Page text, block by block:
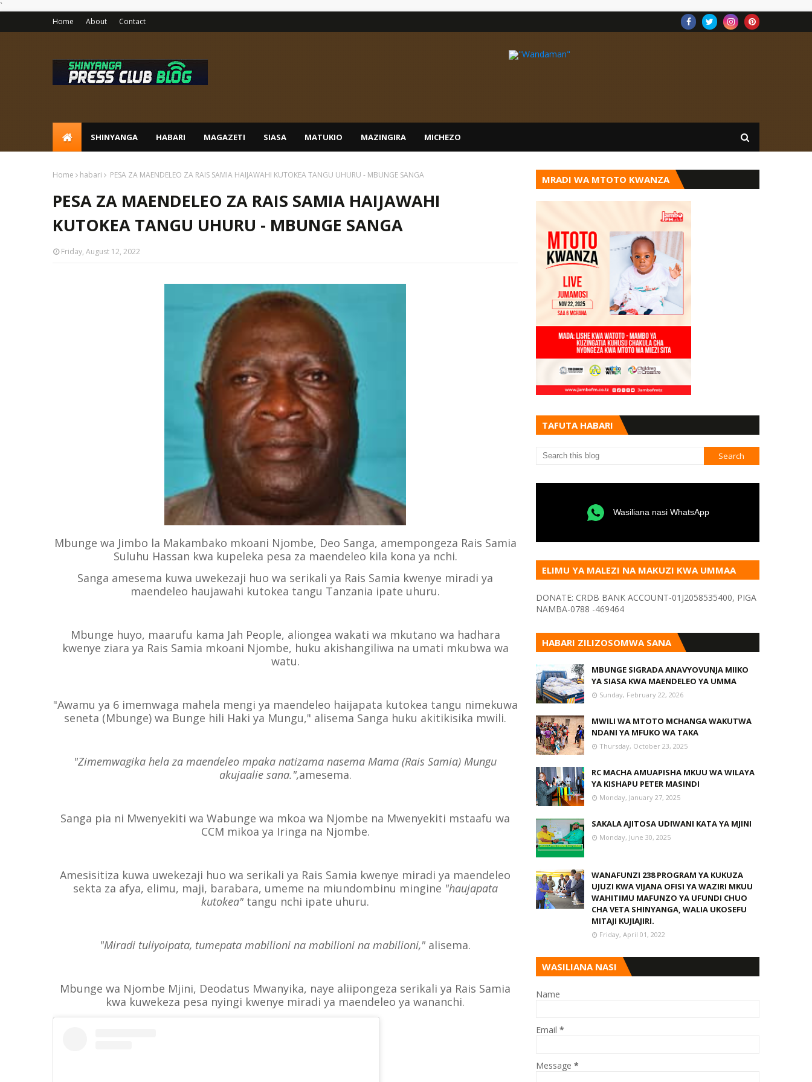
`
Home About Contact
SHINYANGA HABARI MAGAZETI SIASA MATUKIO MAZINGIRA MICHEZO
Home habari PESA ZA MAENDELEO ZA RAIS SAMIA HAIJAWAHI KUTOKEA TANGU UHURU - MBUNGE SANGA
PESA ZA MAENDELEO ZA RAIS SAMIA HAIJAWAHI
KUTOKEA TANGU UHURU - MBUNGE SANGA
Friday, August 12, 2022
Mbunge wa Jimbo la Makambako mkoani Njombe, Deo Sanga, amempongeza Rais Samia
Suluhu Hassan kwa kupeleka pesa za maendeleo kila kona ya nchi.
Sanga amesema kuwa uwekezaji huo wa serikali ya Rais Samia kwenye miradi ya
maendeleo haujawahi kutokea tangu Tanzania ipate uhuru.
Mbunge huyo, maarufu kama Jah People, aliongea wakati wa mkutano wa hadhara
kwenye ziara ya Rais Samia mkoani Njombe, huku akishangiliwa na umati mkubwa wa
watu.
"Awamu ya 6 imemwaga mahela mengi ya maendeleo haijapata kutokea tangu nimekuwa
seneta (Mbunge) wa Bunge hili Haki ya Mungu," alisema Sanga huku akitikisika mwili.
"Zimemwagika hela za maendeleo mpaka natizama nasema Mama (Rais Samia) Mungu
akujaalie sana.",amesema.
Sanga pia ni Mwenyekiti wa Wabunge wa mkoa wa Njombe na Mwenyekiti mstaafu wa
CCM mikoa ya Iringa na Njombe.
Amesisitiza kuwa uwekezaji huo wa serikali ya Rais Samia kwenye miradi ya maendeleo
sekta za afya, elimu, maji, barabara, umeme na miundombinu mingine "haujapata
kutokea" tangu nchi ipate uhuru.
"Miradi tuliyoipata, tumepata mabilioni na mabilioni na mabilioni," alisema.
Mbunge wa Njombe Mjini, Deodatus Mwanyika, naye aliipongeza serikali ya Rais Samia
kwa kuwekeza pesa nyingi kwenye miradi ya maendeleo ya wananchi.
MRADI WA MTOTO KWANZA
TAFUTA HABARI
Wasiliana nasi WhatsApp
ELIMU YA MALEZI NA MAKUZI KWA UMMAA
DONATE: CRDB BANK ACCOUNT-01J2058535400, PIGA
NAMBA-0788 -469464
HABARI ZILIZOSOMWA SANA
MBUNGE SIGRADA ANAVYOVUNJA MIIKO
YA SIASA KWA MAENDELEO YA UMMA
Sunday, February 22, 2026
MWILI WA MTOTO MCHANGA WAKUTWA
NDANI YA MFUKO WA TAKA
Thursday, October 23, 2025
RC MACHA AMUAPISHA MKUU WA WILAYA
YA KISHAPU PETER MASINDI
Monday, January 27, 2025
SAKALA AJITOSA UDIWANI KATA YA MJINI
Monday, June 30, 2025
WANAFUNZI 238 PROGRAM YA KUKUZA
UJUZI KWA VIJANA OFISI YA WAZIRI MKUU
WAHITIMU MAFUNZO YA UFUNDI CHUO
CHA VETA SHINYANGA, WALIA UKOSEFU
MITAJI KUJIAJIRI.
Friday, April 01, 2022
WASILIANA NASI
Name
Email *
Message *